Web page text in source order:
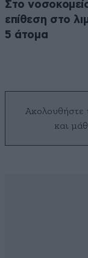
Στο
επίθεση στο
5 άτομα
Ακολουθήστε
και